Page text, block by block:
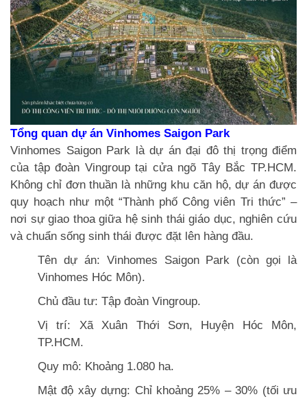
Tổng quan dự án Vinhomes Saigon Park
Vinhomes Saigon Park là dự án đại đô thị trọng điểm
của tập đoàn Vingroup tại cửa ngõ Tây Bắc TP.HCM.
Không chỉ đơn thuần là những khu căn hộ, dự án được
quy hoạch như một “Thành phố Công viên Tri thức” –
nơi sự giao thoa giữa hệ sinh thái giáo dục, nghiên cứu
và chuẩn sống sinh thái được đặt lên hàng đầu.
Tên dự án: Vinhomes Saigon Park (còn gọi là
Vinhomes Hóc Môn).
Chủ đầu tư: Tập đoàn Vingroup.
Vị trí: Xã Xuân Thới Sơn, Huyện Hóc Môn,
TP.HCM.
Quy mô: Khoảng 1.080 ha.
Mật độ xây dựng: Chỉ khoảng 25% – 30% (tối ưu